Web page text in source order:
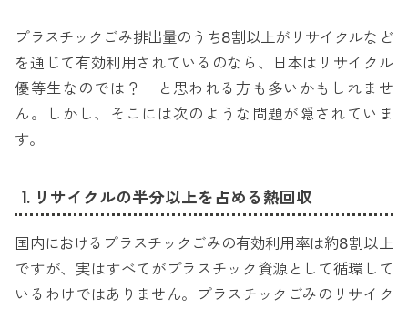
プラスチックごみ排出量のうち8割以上がリサイクルなど
を通じて有効利用されているのなら、日本はリサイクル
優等生なのでは？ と思われる方も多いかもしれませ
ん。しかし、そこには次のような問題が隠されていま
す。
1. リサイクルの半分以上を占める熱回収
国内におけるプラスチックごみの有効利用率は約8割以上
ですが、実はすべてがプラスチック資源として循環して
いるわけではありません。プラスチックごみのリサイク